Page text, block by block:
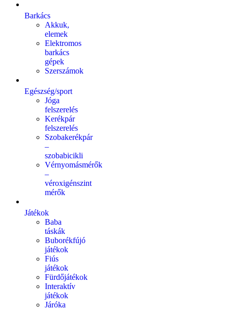
Barkács
Akkuk,
elemek
Elektromos
barkács
gépek
Szerszámok
Egészség/sport
Jóga
felszerelés
Kerékpár
felszerelés
Szobakerékpár
–
szobabicikli
Vérnyomásmérők
–
véroxigénszint
mérők
Játékok
Baba
táskák
Buborékfújó
játékok
Fiús
játékok
Fürdőjátékok
Interaktív
játékok
Járóka